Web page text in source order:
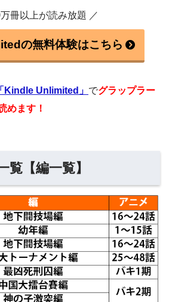
冊以上が読み放題 ／
の無料体験はこちら
「Kindle Unlimited」 でグラップラー
めます！
覧【編一覧】